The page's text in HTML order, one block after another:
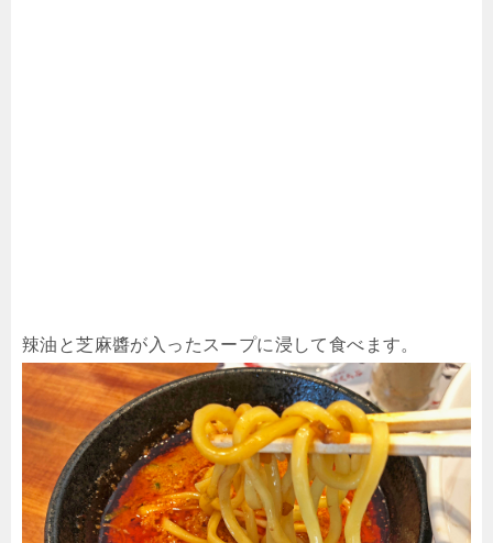
辣油と芝麻醬が入ったスープに浸して食べます。